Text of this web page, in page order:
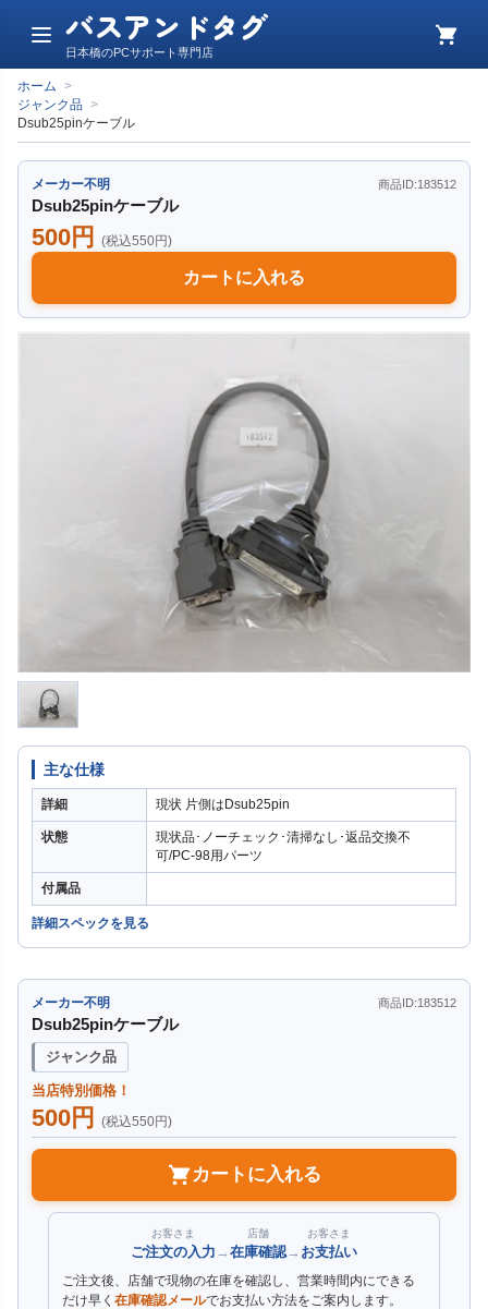
メ
ュ
ー
バスアンドタグ
日本橋のPCサポート専門店
カ
ホーム >
ジャンク品 >
Dsub25pinケーブル
メーカー不明 商品ID:183512
Dsub25pinケーブル
500円 (税込550円)
カートに入れる
主な仕様
詳細 現状 片側はDsub25pin
状態
現状品･ノーチェック･清掃なし･返品交換不
可/PC-98用パーツ
付属品
詳細スペックを見る
メーカー不明 商品ID:183512
Dsub25pinケーブル
ジャンク品
当店特別価格！
500円 (税込550円)
カートに入れる
お客さま
ご注文の入力 →
店舗
在庫確認→
お客さま
お支払い
ご注文後、店舗で現物の在庫を確認し、営業時間内にできる
だけ早く 在庫確認メールでお支払い方法をご案内します。